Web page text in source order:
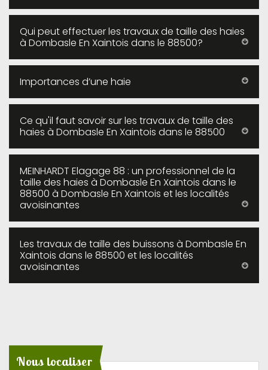
Qui peut effectuer les travaux de taille des haies
à Dombasle En Xaintois dans le 88500?
Importances d’une haie
Ce qu'il faut savoir sur les travaux de taille des
haies à Dombasle En Xaintois dans le 88500
MEINHARDT Elagage 88 : un professionnel de la
taille des haies à Dombasle En Xaintois dans le
88500 à Dombasle En Xaintois et les localités
avoisinantes
Les travaux de taille des buissons à Dombasle En
Xaintois dans le 88500 et les localités
avoisinantes
Nous localiser